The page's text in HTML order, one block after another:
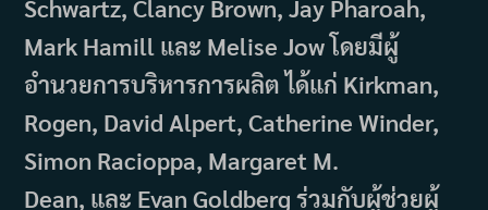
Schwartz, Clancy Brown, Jay Pharoah,
Mark Hamill และ Melise Jow โดยมีผู้
อำนวยการบริหารการผลิต ได้แก่ Kirkman,
Rogen, David Alpert, Catherine Winder,
Simon Racioppa, Margaret M.
Dean, และ Evan Goldberg ร่วมกับผู้ช่วยผู้